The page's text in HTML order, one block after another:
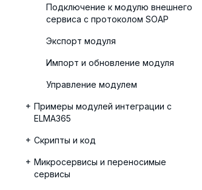
Подключение к модулю внешнего
сервиса с протоколом SOAP
Экспорт модуля
Импорт и обновление модуля
Управление модулем
Примеры модулей интеграции с
ELMA365
Скрипты и код
Микросервисы и переносимые
сервисы